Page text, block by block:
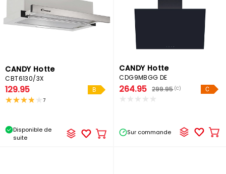
CANDY Hotte
CBT6130/3X
129.95 B
7
Disponible de
suite
Ajouter
CANDY Hotte
CDG9MBGG DE
264.95 299.95 (C) C
Sur commande